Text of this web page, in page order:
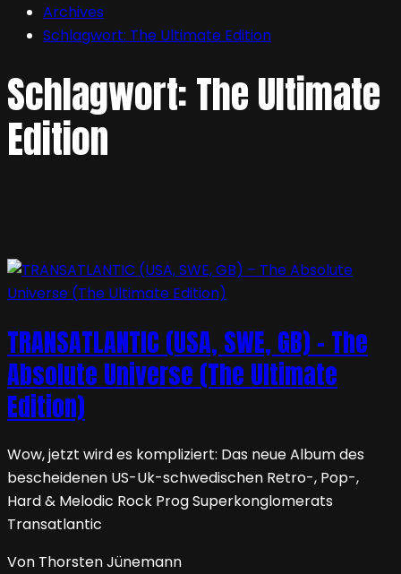
Archives
Schlagwort: The Ultimate Edition
Schlagwort:The Ultimate
Edition
TRANSATLANTIC (USA, SWE, GB) – The
Absolute Universe (The Ultimate
Edition)
Wow, jetzt wird es kompliziert: Das neue Album des
bescheidenen US-Uk-schwedischen Retro-, Pop-,
Hard & Melodic Rock Prog Superkonglomerats
Transatlantic
Von Thorsten Jünemann